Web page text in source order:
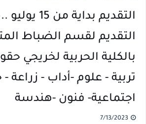
التقديم بداية
التقديم لقسم الضباط
بالكلية الحربية لخريجي
تربية - علوم -أداب - زراعة
اجتماعية- فنون -هندسة